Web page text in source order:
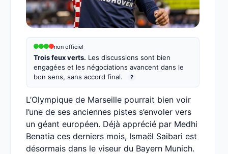
non officiel
Trois feux verts. Les discussions sont bien
engagées et les négociations avancent dans le
bon sens, sans accord final.
?
L’Olympique de Marseille pourrait bien voir
l’une de ses anciennes pistes s’envoler vers
un géant européen. Déjà apprécié par Medhi
Benatia ces derniers mois, Ismaël Saibari est
désormais dans le viseur du Bayern Munich.